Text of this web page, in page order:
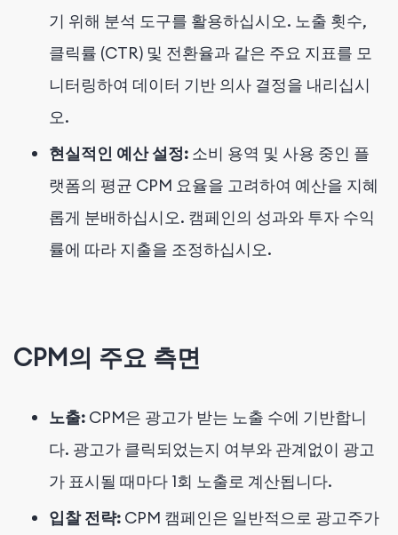
기 위해 분석 도구를 활용하십시오. 노출 횟수,
클릭률 (CTR) 및 전환율과 같은 주요 지표를 모
니터링하여 데이터 기반 의사 결정을 내리십시
오.
현실적인 예산 설정: 소비 용역 및 사용 중인 플
랫폼의 평균 CPM 요율을 고려하여 예산을 지혜
롭게 분배하십시오. 캠페인의 성과와 투자 수익
률에 따라 지출을 조정하십시오.
CPM의 주요 측면
노출: CPM은 광고가 받는 노출 수에 기반합니
다. 광고가 클릭되었는지 여부와 관계없이 광고
가 표시될 때마다 1회 노출로 계산됩니다.
입찰 전략: CPM 캠페인은 일반적으로 광고주가